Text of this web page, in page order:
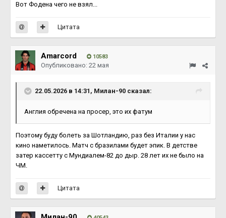
Вот Фодена чего не взял...
Цитата
Amarcord 10583
Опубликовано: 22 мая
22.05.2026 в 14:31, Милан-90 сказал:
Англия обречена на просер, это их фатум
Поэтому буду болеть за Шотландию, раз без Италии у нас
кино наметилось. Матч с бразилами будет эпик. В детстве
затер кассетту с Мундиалем-82 до дыр. 28 лет их не было на
ЧМ.
Цитата